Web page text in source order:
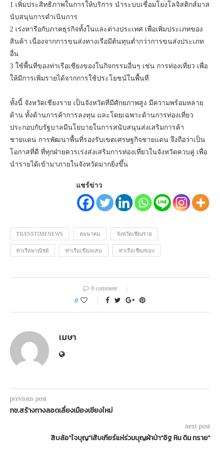
1 เพิ่มประสิทธิภาพในการให้บริการ นำระบบเชื่อมโยงโลจิสติกส์มาส
นับสนุนการดำเนินการ
2 เร่งหารือกับภาคธุรกิจทั้งในและต่างประเทศ เพื่อเพิ่มประเภทของ
สินค้า เนื่องจากการขนส่งทางเรือมีต้นทุนต่ำกว่าการขนส่งประเภท
อื่น
3 ใช้พื้นที่ของท่าเรือเชียงของในกิจกรรมอื่นๆ เช่น การท่องเที่ยว เพื่อ
ให้มีการเพิ่มรายได้จากการใช้ประโยชน์ในพื้นที่
ทั้งนี้ จังหวัดเชียงราย เป็นจังหวัดที่มีศักยภาพสูง มีความพร้อมหลาย
ด้าน ทั้งด้านการค้าการลงทุน และโดยเฉพาะด้านการท่องเที่ยว
ประกอบกับรัฐบาลมีนโยบายในการสนับสนุนส่งเสริมการค้า
ชายแดน การพัฒนาพื้นที่รองรับเขตเศรษฐกิจชายแดน จึงถือว่าเป็น
โอกาสที่ดี ที่ทุกฝ่ายควรเร่งส่งเสริมการท่องเที่ยวในจังหวัดควบคู่ เพื่อ
นำรายได้เข้ามาภายในจังหวัดมากยิ่งขึ้น
แชร์ข่าว
TRANSTIMENEWS คมนาคม จังหวัดเชียงราย
ท่าเรือพาณิชย์ ท่าเรือเขียงแสน ท่าเรือเชียงของ
0 comment
0
เมษา
previous post
ทช.สร้างทางลอดเลี่ยงเมืองเชียงใหม่
next post
สิบล้อ”ใจบุญ”!สับเกียร์แห่ร่วมบุญผ้าป่า“อิฐ หิน ดิน ทราย”